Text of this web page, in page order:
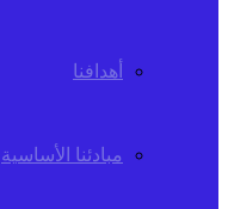
أهدافنا
مبادئنا الأساسية